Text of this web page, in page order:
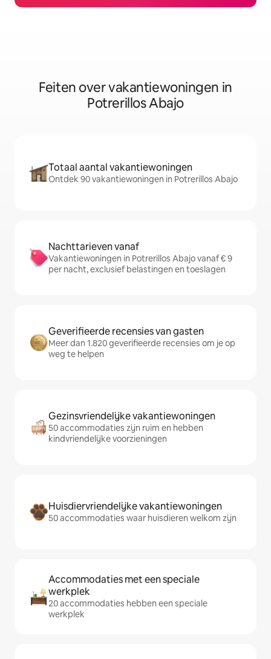
Feiten over vakantiewoningen in
Potrerillos Abajo
Totaal aantal vakantiewoningen
Ontdek 90 vakantiewoningen in Potrerillos Abajo
Nachttarieven vanaf
Vakantiewoningen in Potrerillos Abajo vanaf € 9
per nacht, exclusief belastingen en toeslagen
Geverifieerde recensies van gasten
Meer dan 1.820 geverifieerde recensies om je op
weg te helpen
Gezinsvriendelijke vakantiewoningen
50 accommodaties zijn ruim en hebben
kindvriendelijke voorzieningen
Huisdiervriendelijke vakantiewoningen
50 accommodaties waar huisdieren welkom zijn
Accommodaties met een speciale
werkplek
20 accommodaties hebben een speciale
werkplek